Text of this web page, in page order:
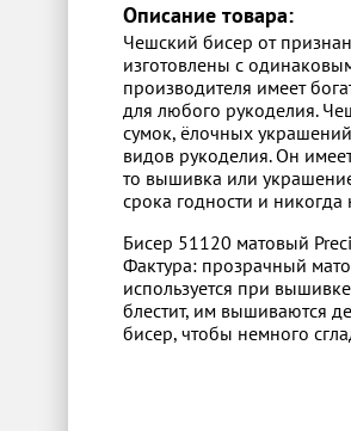
Описание товара:
Чешский бисер от
изготовлены с
производителя имеет
для любого рукоделия.
сумок, ёлочных
видов рукоделия. Он
то вышивка или
срока годности и никогда
Бисер 51120 матовый
Фактура: прозрачный
используется при
блестит, им вышиваются
бисер, чтобы немного